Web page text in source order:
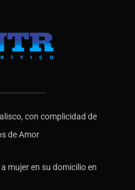
con complicidad de
de Amor
mujer en su domicilio en